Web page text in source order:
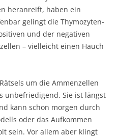
heranreift, haben ein
gelingt die Thymozyten-
und der negativen
– vielleicht einen Hauch
um die Ammenzellen
unbefriedigend. Sie ist längst
kann schon morgen durch
oder das Aufkommen
sein. Vor allem aber klingt